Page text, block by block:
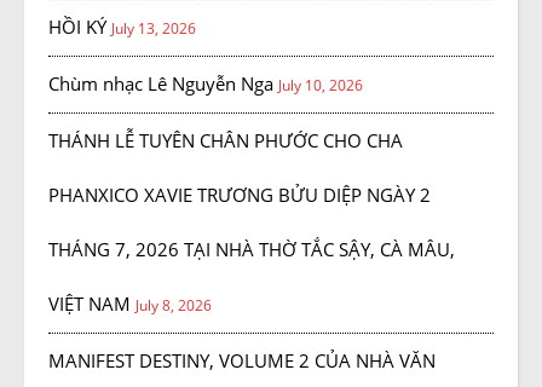
HỒI KÝ July 13, 2026
Chùm nhạc Lê Nguyễn Nga July 10, 2026
THÁNH LỄ TUYÊN CHÂN PHƯỚC CHO CHA
PHANXICO XAVIE TRƯƠNG BỬU DIỆP NGÀY 2
THÁNG 7, 2026 TẠI NHÀ THỜ TẮC SẬY, CÀ MÂU,
VIỆT NAM July 8, 2026
MANIFEST DESTINY, VOLUME 2 CỦA NHÀ VĂN